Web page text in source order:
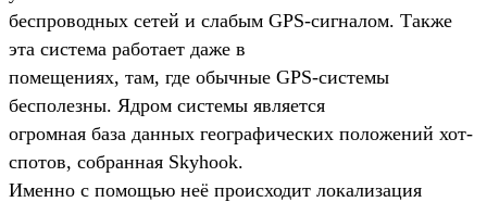
беспроводных сетей и слабым GPS-сигналом. Также
эта система работает даже в
помещениях, там, где обычные GPS-системы
бесполезны. Ядром системы является
огромная база данных географических положений хот-
спотов, собранная Skyhook.
Именно с помощью неё происходит локализация